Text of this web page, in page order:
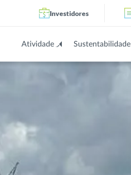
Investidores
Atividade Sustentabilidade